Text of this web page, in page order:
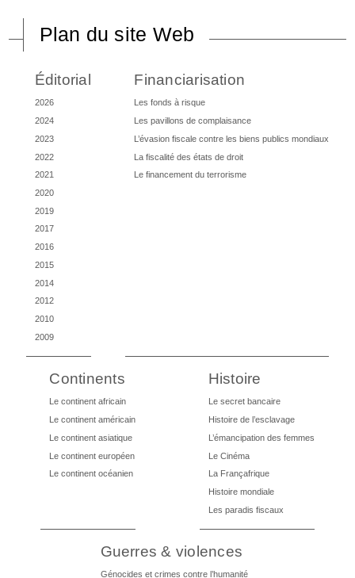
Plan du site Web
Éditorial
2026
2024
2023
2022
2021
2020
2019
2017
2016
2015
2014
2012
2010
2009
Financiarisation
Les fonds à risque
Les pavillons de complaisance
L’évasion fiscale contre les biens publics mondiaux
La fiscalité des états de droit
Le financement du terrorisme
Continents
Le continent africain
Le continent américain
Le continent asiatique
Le continent européen
Le continent océanien
Histoire
Le secret bancaire
Histoire de l’esclavage
L’émancipation des femmes
Le Cinéma
La Françafrique
Histoire mondiale
Les paradis fiscaux
Guerres & violences
Génocides et crimes contre l’humanité